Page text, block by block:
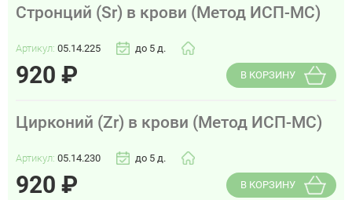
Стронций (Sr) в крови (Метод ИСП-МС)
Артикул: 05.14.225 до 5 д.
920 ₽ В КОРЗИНУ
Цирконий (Zr) в крови (Метод ИСП-МС)
Артикул: 05.14.230 до 5 д.
920 ₽ В КОРЗИНУ